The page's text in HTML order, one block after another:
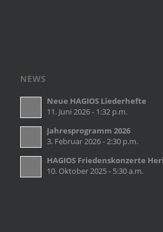
NEWS
Neue HAGIOS Liederhefte
11. Juni 2026 - 1:32 p.m.
Jahresprogramm 2026
3. Februar 2026 - 2:30 p.m.
HAGIOS Friedenskonzerte
10. Oktober 2025 - 5:30 a.m.